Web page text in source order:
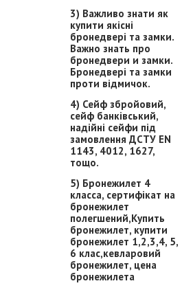
3) Важливо знати як
купити якісні
бронедвері та замки.
Важно знать про
бронедвери и замки.
Бронедвері та замки
проти відмичок.
4) Сейф збройовий,
сейф банківський,
надійні сейфи під
замовлення ДСТУ EN
1143, 4012, 1627,
тощо.
5) Бронежилет 4
класса, сертифікат на
бронежилет
полегшений,Купить
бронежилет, купити
бронежилет 1,2,3,4, 5,
6 клас,кевларовий
бронежилет, цена
бронежилета